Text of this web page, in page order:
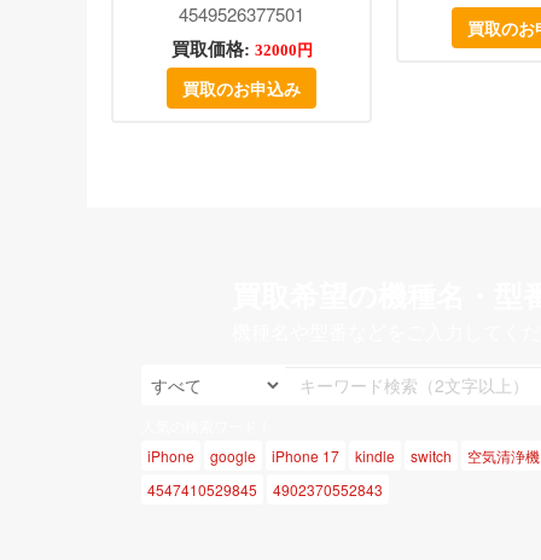
4549526377501
買取価格: 32000円
買取のお申込み
買取のお
iPhone
google iPhone 17 kindle switch
空気清浄機
4547410529845
4902370552843